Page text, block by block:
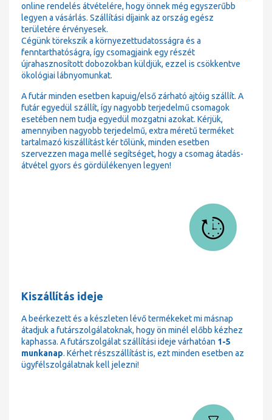
online rendelés átvételére, hogy önnek még egyszerűbb
legyen a vásárlás. Szállítási díjaink az ország egész
területére érvényesek.
Cégünk törekszik a környezettudatosságra és a
fenntarthatóságra, így csomagjaink egy részét
újrahasznosított dobozokban küldjük, ezzel is csökkentve
ökológiai lábnyomunkat.
A futár minden esetben kapuig/első zárható ajtóig szállít. A
futár egyedül szállít, így nagyobb terjedelmű csomagok
esetében nem tudja egyedül mozgatni azokat. Kérjük,
amennyiben nagyobb terjedelmű, extra méretű terméket
tartalmazó kiszállítást kér tőlünk, minden esetben
szervezzen maga mellé segítséget, hogy a csomag átadás-
átvétel gyors és gördülékenyen legyen!
Kiszállítás ideje
A beérkezett és a készleten lévő termékeket mi másnap
átadjuk a futárszolgálatoknak, hogy ön minél előbb kézhez
kaphassa. A futárszolgálat szállítási ideje várhatóan 1-5
munkanap. Kérhet részszállítást is, ezt minden esetben az
ügyfélszolgálatnak kell jelezni!